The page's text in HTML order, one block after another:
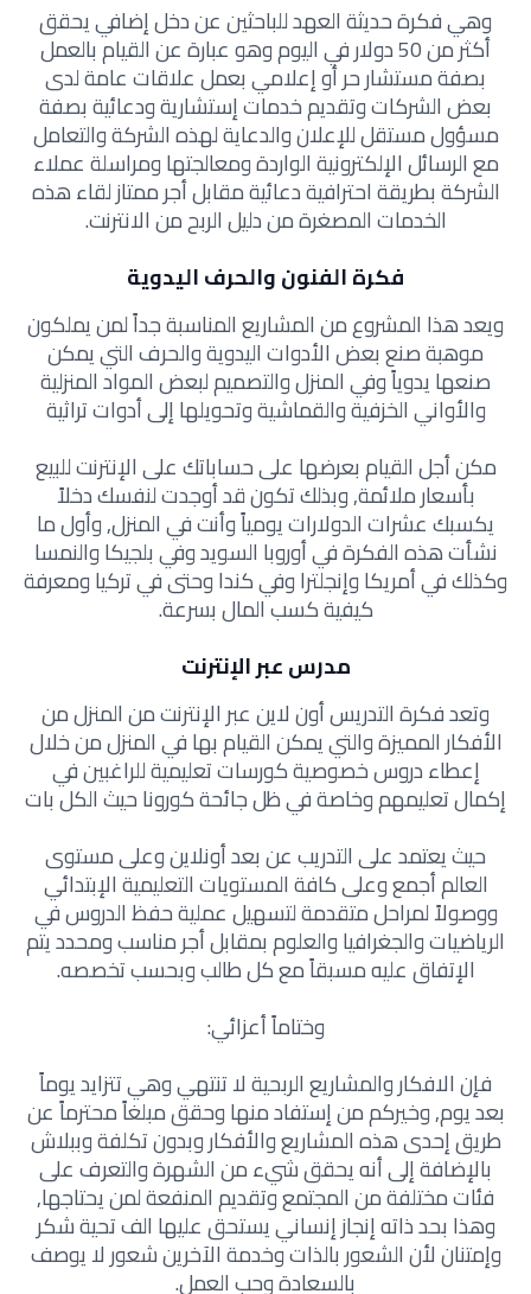
وهي فكرة حديثة العهد للباحثين عن دخل إضافي يحقق
أكثر من 50 دولار في اليوم وهو عبارة عن القيام بالعمل
بصفة مستشار حر أو إعلامي بعمل علاقات عامة لدى
بعض الشركات وتقديم خدمات إستشارية ودعائية بصفة
مسؤول مستقل للإعلان والدعاية لهذه الشركة والتعامل
مع الرسائل الإلكترونية الواردة ومعالجتها ومراسلة عملاء
الشركة بطريقة احترافية دعائية مقابل أجر ممتاز لقاء هذه
الخدمات المصغرة من دليل الربح من الانترنت.
فكرة الفنون والحرف اليدوية
ويعد هذا المشروع من المشاريع المناسبة جداً لمن يملكون
موهبة صنع بعض الأدوات اليدوية والحرف التي يمكن
صنعها يدوياً وفي المنزل والتصميم لبعض المواد المنزلية
والأواني الخزفية والقماشية وتحويلها إلى أدوات تراثية
مكن أجل القيام بعرضها على حساباتك على الإنترنت للبيع
بأسعار ملائمة, وبذلك تكون قد أوجدت لنفسك دخلاً
يكسبك عشرات الدولارات يومياً وأنت في المنزل, وأول ما
نشأت هذه الفكرة في أوروبا السويد وفي بلجيكا والنمسا
وكذلك في أمريكا وإنجلترا وفي كندا وحتى في تركيا ومعرفة
كيفية كسب المال بسرعة.
مدرس عبر الإنترنت
وتعد فكرة التدريس أون لاين عبر الإنترنت من المنزل من
الأفكار المميزة والتي يمكن القيام بها في المنزل من خلال
إعطاء دروس خصوصية كورسات تعليمية للراغبين في
إكمال تعليمهم وخاصة في ظل جائحة كورونا حيث الكل بات
حيث يعتمد على التدريب عن بعد أونلاين وعلى مستوى
العالم أجمع وعلى كافة المستويات التعليمية الإبتدائي
ووصولاً لمراحل متقدمة لتسهيل عملية حفظ الدروس في
الرياضيات والجغرافيا والعلوم بمقابل أجر مناسب ومحدد يتم
الإتفاق عليه مسبقاً مع كل طالب وبحسب تخصصه.
وختاماً أعزائي:
فإن الافكار والمشاريع الربحية لا تنتهي وهي تتزايد يوماً
بعد يوم, وخيركم من إستفاد منها وحقق مبلغاً محترماً عن
طريق إحدى هذه المشاريع والأفكار وبدون تكلفة وببلاش
بالإضافة إلى أنه يحقق شيء من الشهرة والتعرف على
فئات مختلفة من المجتمع وتقديم المنفعة لمن يحتاجها,
وهذا بحد ذاته إنجاز إنساني يستحق عليها الف تحية شكر
وإمتنان لأن الشعور بالذات وخدمة الآخرين شعور لا يوصف
بالسعادة وحب العمل.